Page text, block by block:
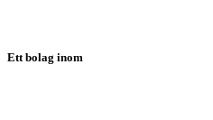
Ett bolag inom